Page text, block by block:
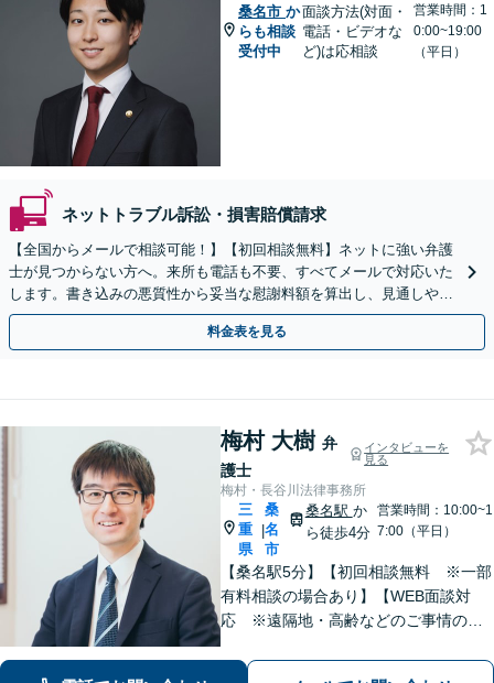
桑名市 か
らも相談
受付中
面談方法(対面・
電話・ビデオな
ど)は応相談
営業時間：1
0:00~19:00
（平日）
ネットトラブル訴訟・損害賠償請求
【全国からメールで相談可能！】【初回相談無料】ネットに強い弁護
士が見つからない方へ。来所も電話も不要、すべてメールで対応いた
します。書き込みの悪質性から妥当な慰謝料額を算出し、見通しや費
用面のリスクも包み隠さずお伝えしサポートします。
料金表を見る
梅村 大樹 弁
護士
インタビューを
見る
梅村・長谷川法律事務所
三
重
県
|
桑
名
市
桑名駅 か
ら徒歩4分
営業時間：10:00~1
7:00（平日）
【桑名駅5分】【初回相談無料 ※一部
有料相談の場合あり】【WEB面談対
応 ※遠隔地・高齢などのご事情のあ
間相談可】